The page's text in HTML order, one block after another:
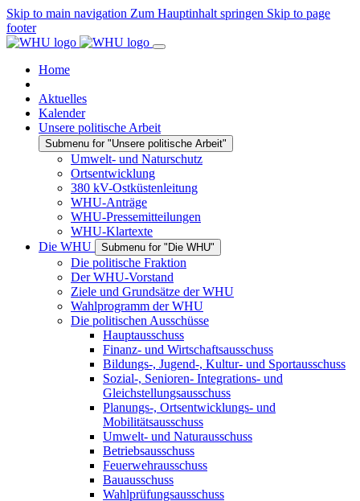
Skip to main navigation Zum Hauptinhalt springen Skip to page
footer
Home
Aktuelles
Kalender
Unsere politische Arbeit
Submenu for "Unsere politische Arbeit"
Umwelt- und Naturschutz
Ortsentwicklung
380 kV-Ostküstenleitung
WHU-Anträge
WHU-Pressemitteilungen
WHU-Klartexte
Die WHU
Submenu for "Die WHU"
Die politische Fraktion
Der WHU-Vorstand
Ziele und Grundsätze der WHU
Wahlprogramm der WHU
Die politischen Ausschüsse
Hauptausschuss
Finanz- und Wirtschaftsausschuss
Bildungs-, Jugend-, Kultur- und Sportausschuss
Sozial-, Senioren- Integrations- und
Gleichstellungsausschuss
Planungs-, Ortsentwicklungs- und
Mobilitätsausschuss
Umwelt- und Naturausschuss
Betriebsausschuss
Feuerwehrausschuss
Bauausschuss
Wahlprüfungsausschuss